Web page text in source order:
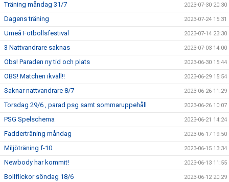
Träning måndag 31/7 2023-07-30 20:30
Dagens träning 2023-07-24 15:31
Umeå Fotbollsfestival 2023-07-14 23:30
3 Nattvandrare saknas 2023-07-03 14:00
Obs! Paraden ny tid och plats 2023-06-30 15:44
OBS! Matchen ikväll!! 2023-06-29 15:54
Saknar nattvandrare 8/7 2023-06-26 11:29
Torsdag 29/6 , parad psg samt sommaruppehåll 2023-06-26 10:07
PSG Spelschema 2023-06-21 14:24
Fadderträning måndag 2023-06-17 19:50
Miljöträning f-10 2023-06-15 13:34
Newbody har kommit! 2023-06-13 11:55
Bollflickor söndag 18/6 2023-06-12 20:29